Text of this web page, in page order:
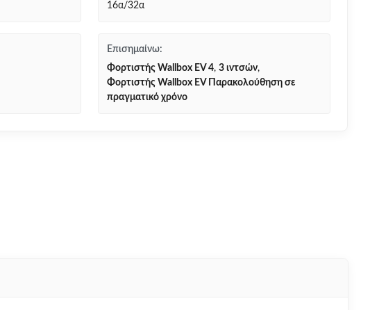
16α/32α
Επισημαίνω:
Φορτιστής Wallbox EV 4, 3 ιντσών,
Φορτιστής Wallbox EV Παρακολούθηση σε
πραγματικό χρόνο